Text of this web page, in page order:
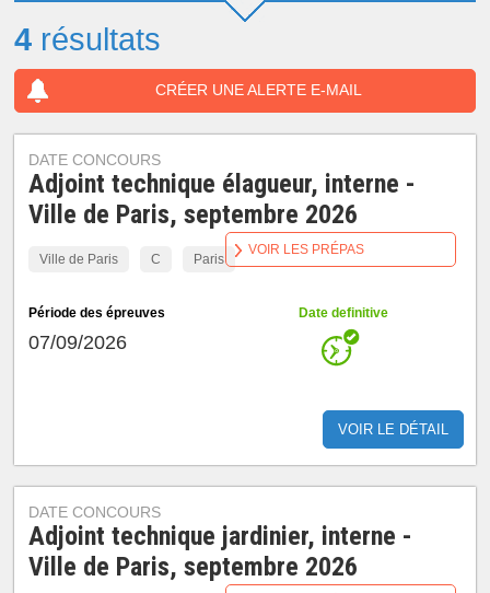
4 résultats
CRÉER UNE ALERTE E-MAIL
DATE CONCOURS
Adjoint technique élagueur, interne -
Ville de Paris, septembre 2026
Ville de Paris C Paris
Période des épreuves
07/09/2026
Date definitive
VOIR LE DÉTAIL
VOIR LES PRÉPAS
DATE CONCOURS
Adjoint technique jardinier, interne -
Ville de Paris, septembre 2026